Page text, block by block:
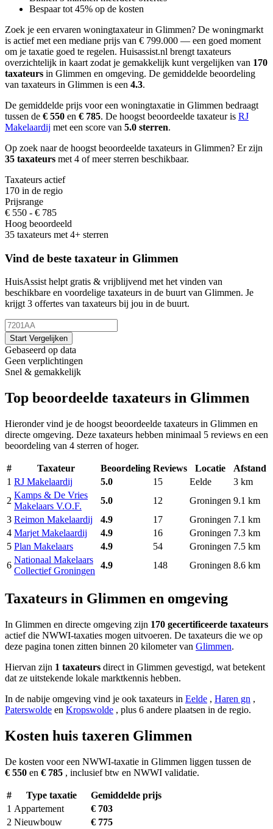
Bespaar tot 45% op de kosten
Zoek je een ervaren woningtaxateur in Glimmen? De woningmarkt
is actief met een mediane prijs van € 799.000 — een goed moment
om je taxatie goed te regelen. Huisassist.nl brengt taxateurs
overzichtelijk in kaart zodat je gemakkelijk kunt vergelijken van 170
taxateurs in Glimmen en omgeving. De gemiddelde beoordeling
van taxateurs in Glimmen is een 4.3.
De gemiddelde prijs voor een woningtaxatie in Glimmen bedraagt
tussen de € 550 en € 785. De hoogst beoordeelde taxateur is RJ
Makelaardij met een score van 5.0 sterren.
Op zoek naar de hoogst beoordeelde taxateurs in Glimmen? Er zijn
35 taxateurs met 4 of meer sterren beschikbaar.
Taxateurs actief
170 in de regio
Prijsrange
€ 550 - € 785
Hoog beoordeeld
35 taxateurs met 4+ sterren
Vind de beste taxateur in Glimmen
HuisAssist helpt gratis & vrijblijvend met het vinden van
beschikbare en voordelige taxateurs in de buurt van Glimmen. Je
krijgt 3 offertes van taxateurs bij jou in de buurt.
Start Vergelijken
Gebaseerd op data
Geen verplichtingen
Snel & gemakkelijk
Top beoordeelde taxateurs in Glimmen
Hieronder vind je de hoogst beoordeelde taxateurs in Glimmen en
directe omgeving. Deze taxateurs hebben minimaal 5 reviews en een
beoordeling van 4 sterren of hoger.
# Taxateur Beoordeling Reviews Locatie
Afstand
1 RJ Makelaardij 5.0 15 Eelde
3 km
2
Kamps & De Vries
Makelaars V.O.F.
5.0 12 Groningen 9.1 km
3 Reimon Makelaardij 4.9 17 Groningen 7.1 km
4 Marjet Makelaardij 4.9 16 Groningen 7.3 km
5 Plan Makelaars 4.9 54 Groningen 7.5 km
6
Nationaal Makelaars
Collectief Groningen
4.9 148 Groningen 8.6 km
Taxateurs in Glimmen en omgeving
In Glimmen en directe omgeving zijn 170 gecertificeerde taxateurs
actief die NWWI-taxaties mogen uitvoeren. De taxateurs die we op
deze pagina tonen zitten binnen 20 kilometer van Glimmen.
Hiervan zijn 1 taxateurs direct in Glimmen gevestigd, wat betekent
dat ze uitstekende lokale marktkennis hebben.
In de nabije omgeving vind je ook taxateurs in Eelde , Haren gn ,
Paterswolde en Kropswolde , plus 6 andere plaatsen in de regio.
Kosten huis taxeren Glimmen
De kosten voor een NWWI-taxatie in Glimmen liggen tussen de
€ 550 en € 785 , inclusief btw en NWWI validatie.
# Type taxatie
Gemiddelde prijs
1 Appartement
€ 703
2 Nieuwbouw
€ 775